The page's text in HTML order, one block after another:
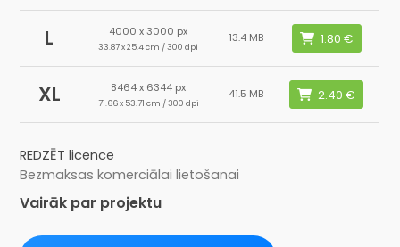
L 4000 x 3000 px
33.87 x 25.4 cm / 300 dpi
13.4 MB
XL 8464 x 6344 px
71.66 x 53.71 cm / 300 dpi
41.5 MB
REDZĒT licence
Bezmaksas komerciālai lietošanai
Vairāk par projektu